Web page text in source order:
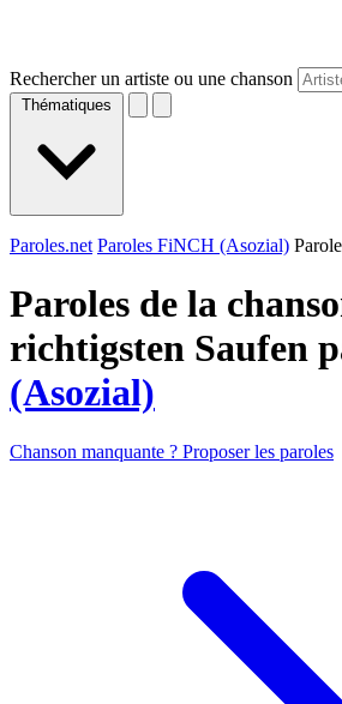
Rechercher un artiste ou une chanson
Thématiques
Paroles.net Paroles FiNCH (Asozial)
Paroles de la
richtigsten Saufen
(Asozial)
Chanson manquante ? Proposer les paroles